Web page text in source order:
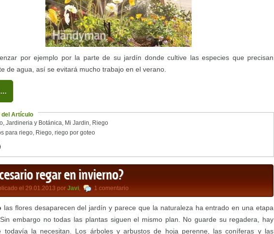
por ejemplo por la parte de su jardín donde cultive las especies que precisan
de agua, así se evitará mucho trabajo en el verano.
del Artículo
, Jardineria y Botánica, Mi Jardin, Riego
para riego, Riego, riego por goteo
regar en invierno?
el 29.01.2013 por Javi, 1 comentario
las flores desaparecen del jardín y parece que la naturaleza ha entrado en una etapa
embargo no todas las plantas siguen el mismo plan. No guarde su regadera, hay
todavía la necesitan. Los árboles y arbustos de hoja perenne, las coníferas y las